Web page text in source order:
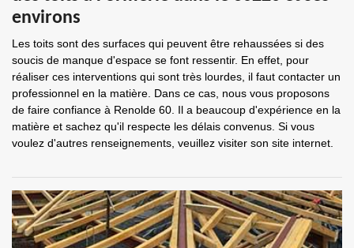
environs
Les toits sont des surfaces qui peuvent être rehaussées si des
soucis de manque d'espace se font ressentir. En effet, pour
réaliser ces interventions qui sont très lourdes, il faut contacter un
professionnel en la matière. Dans ce cas, nous vous proposons
de faire confiance à Renolde 60. Il a beaucoup d'expérience en la
matière et sachez qu'il respecte les délais convenus. Si vous
voulez d'autres renseignements, veuillez visiter son site internet.